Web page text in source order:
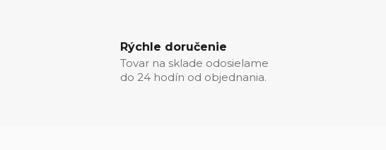
Rýchle doručenie
Tovar na sklade odosielame
do 24 hodín od objednania.